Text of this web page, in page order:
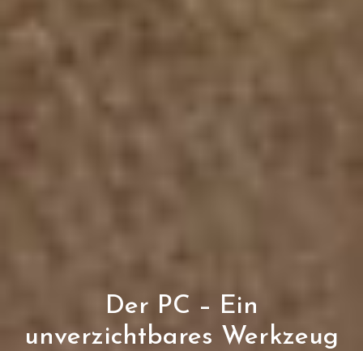
Der PC – Ein
unverzichtbares Werkzeug